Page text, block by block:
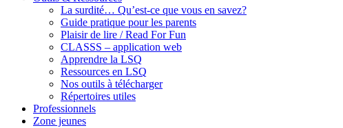
La surdité… Qu’est-ce que vous en savez?
Guide pratique pour les parents
Plaisir de lire / Read For Fun
CLASSS – application web
Apprendre la LSQ
Ressources en LSQ
Nos outils à télécharger
Répertoires utiles
Professionnels
Zone jeunes